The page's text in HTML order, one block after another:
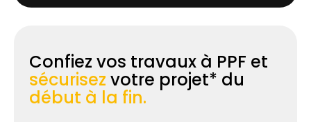
Confiez vos travaux à PPF et
sécurisez votre projet* du
début à la fin.